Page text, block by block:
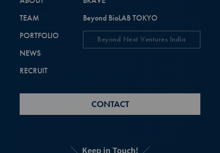
TEAM
PORTFOLIO
NEWS
RECRUIT
Beyond BioLAB TOKYO
Beyond Next Ventures India
CONTACT
Keep in Touch!